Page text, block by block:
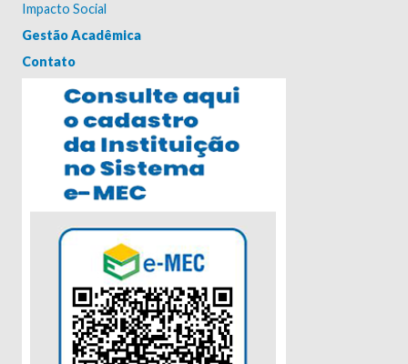
Impacto Social
Gestão Acadêmica
Contato